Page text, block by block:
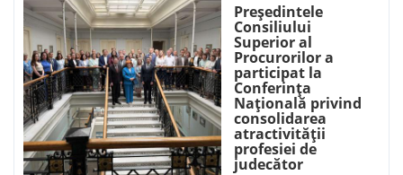
Președintele
Consiliului
Superior al
Procurorilor a
participat la
Conferința
Națională privind
consolidarea
atractivității
profesiei de
judecător